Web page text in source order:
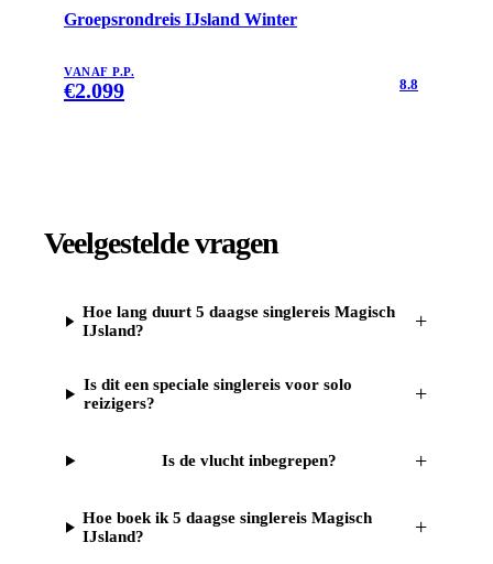
Groepsrondreis IJsland Winter
VANAF P.P.
€2.099 8.8
Veelgestelde vragen
Hoe lang duurt 5 daagse singlereis Magisch
IJsland?
+
Is dit een speciale singlereis voor solo
reizigers?
+
Is de vlucht inbegrepen? +
Hoe boek ik 5 daagse singlereis Magisch
IJsland?
+